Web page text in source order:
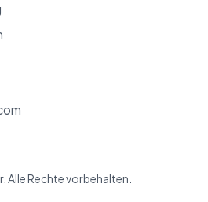
Alle Rechte vorbehalten.